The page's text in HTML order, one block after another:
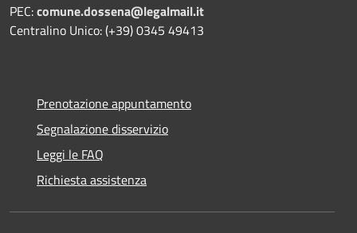
PEC:comune.dossena@legalmail.it
Centralino Unico: (+39) 0345 49413
Prenotazione appuntamento
Segnalazione disservizio
Leggi le FAQ
Richiesta assistenza